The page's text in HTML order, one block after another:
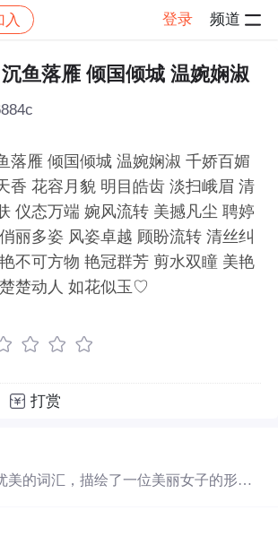
入 登录 频道
感慨 帖子详情
鱼落雁 倾国倾城 温婉娴淑
落雁 倾国倾城 温婉娴淑 千娇百媚
香 花容月貌 明目皓齿 淡扫峨眉 清
仪态万端 婉风流转 美撼凡尘 聘婷
丽多姿 风姿卓越 顾盼流转 清丝纠
不可方物 艳冠群芳 剪水双瞳 美艳
楚动人 如花似玉♡
打赏
美的词汇，描绘了一位美丽女子的形